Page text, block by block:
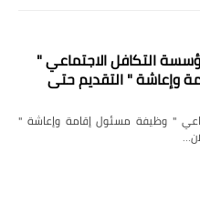
التكافل الاجتماعي "
وإعاشة " التقديم حتى
" وظيفة مسئول إقامة وإعاشة "